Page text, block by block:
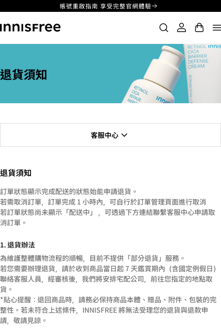
跳
至
帳號重啟指南 享受完整官網體驗
登
入
購
物
退貨須知
客服中心​
退貨須知
訂單狀態顯示完成配送的狀態始能申請退貨。
若需取消訂單，訂單完成 1 小時內，可自行於訂單管理頁面進行取消
若訂單狀態尚未顯示「配送中」 ，可透過下方連結聯繫客服中心申請取
消訂單。​
1. 退貨辦法​
為維護整體購物流程的順暢，目前不提供「部分退貨」服務。​
若您需要辦理退貨，請於收到商品當日起 7 天鑑賞期內（含國定例假日）
聯絡客服人員，經審核後，我們將安排宅配公司，前往您指定的地點取
貨。​​
*貼心提醒：退回商品時，請務必保持商品本體、贈品、附件、包裝的完
整性。若未符合上述條件，INNISFREE 將無法受理您的退貨與退款申
請，敬請見諒。​